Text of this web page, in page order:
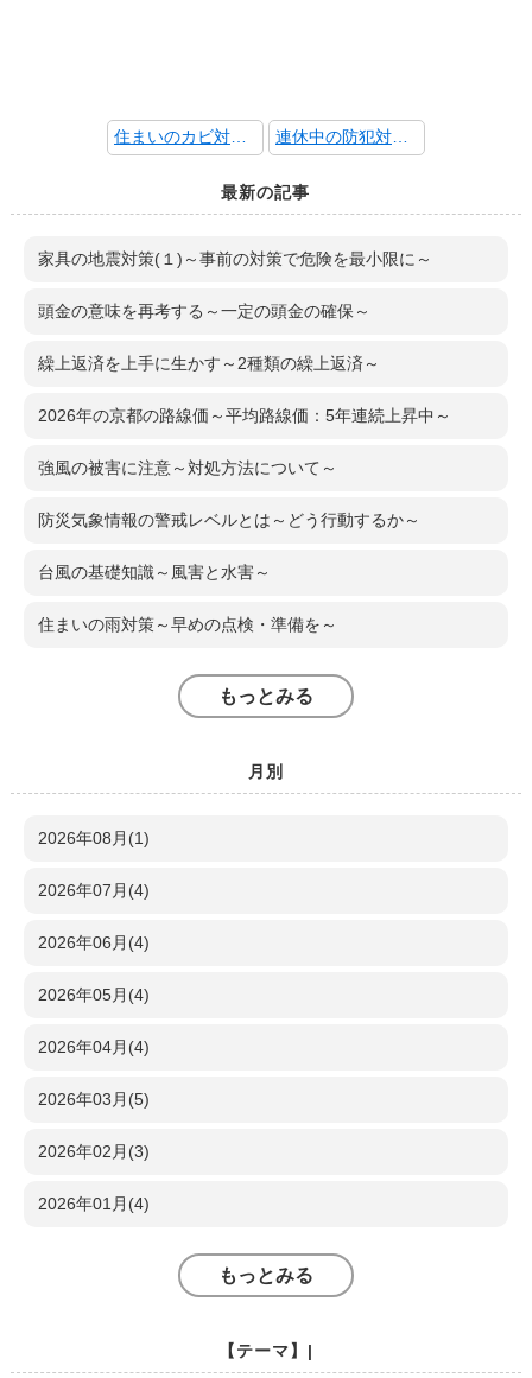
住まいのカビ対策～換気と小まめな掃除～ 連休中の防犯対策 ～窓からの侵入に注意～
最新の記事
家具の地震対策(１)～事前の対策で危険を最小限に～
頭金の意味を再考する～一定の頭金の確保～
繰上返済を上手に生かす～2種類の繰上返済～
2026年の京都の路線価～平均路線価：5年連続上昇中～
強風の被害に注意～対処方法について～
防災気象情報の警戒レベルとは～どう行動するか～
台風の基礎知識～風害と水害～
住まいの雨対策～早めの点検・準備を～
もっとみる
月別
2026年08月(1)
2026年07月(4)
2026年06月(4)
2026年05月(4)
2026年04月(4)
2026年03月(5)
2026年02月(3)
2026年01月(4)
もっとみる
【テーマ】|